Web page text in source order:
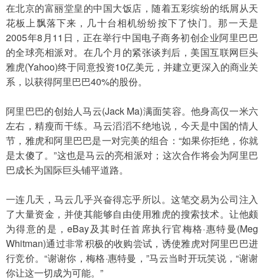
在北京的富丽堂皇的中国大饭店，随着五彩缤纷的纸屑从天
花板上飘落下来，几十台相机纷纷按下了快门。那一天是
2005年8月11日，正在举行中国电子商务初创企业阿里巴巴
的全球亮相派对。在几个月的紧张谈判后，美国互联网巨头
雅虎(Yahoo)终于同意投资10亿美元，并建立更深入的商业关
系，以获得阿里巴巴40%的股份。
阿里巴巴的创始人马云(Jack Ma)满面笑容。他身高仅一米六
左右，精瘦而干练。马云滔滔不绝地说，今天是中国的情人
节，雅虎和阿里巴巴是一对完美的组合：“如果你拒绝，你就
是太傻了。”这也是马云的亮相派对；这次合作将会为阿里巴
巴成长为国际巨头铺平道路。
一连几天，马云几乎兴奋得忘乎所以。这笔交易为公司注入
了大量资金，并使其能够自由使用雅虎的搜索技术。让他颇
为得意的是，eBay及其时任首席执行官梅格·惠特曼(Meg
Whitman)通过非常积极的收购尝试，诱使雅虎对阿里巴巴进
行竞价。“谢谢你，梅格·惠特曼，”马云当时开玩笑说，“谢谢
你让这一切成为可能。”